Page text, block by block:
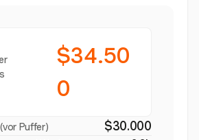
$34.50
0
Puffer) $30.000